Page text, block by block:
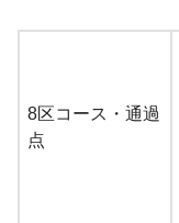
8区コース・通過
点